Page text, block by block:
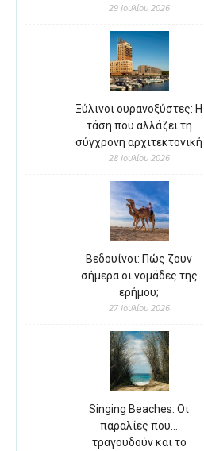
29 Ιουλίου 2026
Ξύλινοι ουρανοξύστες: Η
τάση που αλλάζει τη
σύγχρονη αρχιτεκτονική
28 Ιουλίου 2026
Βεδουίνοι: Πώς ζουν
σήμερα οι νομάδες της
ερήμου;
27 Ιουλίου 2026
Singing Beaches: Οι
παραλίες που…
τραγουδούν και το